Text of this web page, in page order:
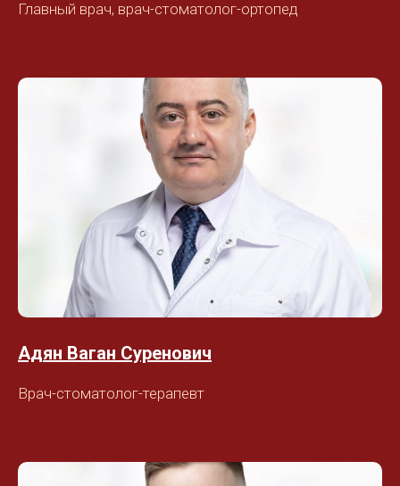
Главный врач, врач-стоматолог-ортопед
Адян Ваган Суренович
Врач-стоматолог-терапевт